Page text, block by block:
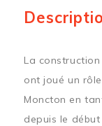
La
ont joué un
Moncton en
depuis le